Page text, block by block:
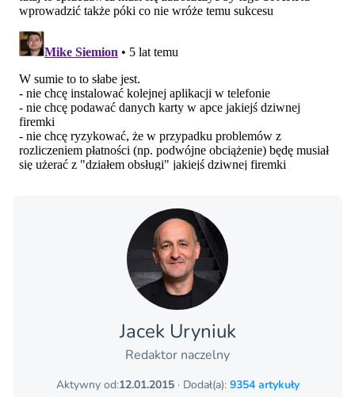
Jacek Uryniuk
Redaktor naczelny
Aktywny od:12.01.2015· Dodał(a): 9354 artykuły